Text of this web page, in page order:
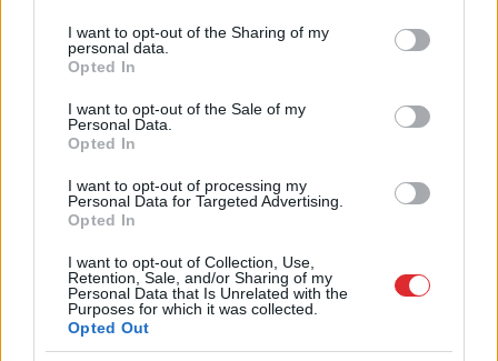
not limited to your visit or usage behaviour. You may click to
grant or deny consent to Google and its third-party tags to
use your data for below specified purposes in below Google
consent section.
I want to opt-out of the Sharing of my
personal data.
Opted In
I want to opt-out of the Sale of my
Personal Data.
Opted In
I want to opt-out of processing my
Personal Data for Targeted Advertising.
Opted In
I want to opt-out of Collection, Use,
Retention, Sale, and/or Sharing of my
Personal Data that Is Unrelated with the
Purposes for which it was collected.
Opted Out
palika!” Sēņotāja mežā
uziet ļoti biedējošu
gardu mazkaloriju